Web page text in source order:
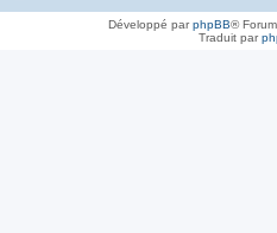
Développé parphpBB®
Traduit par